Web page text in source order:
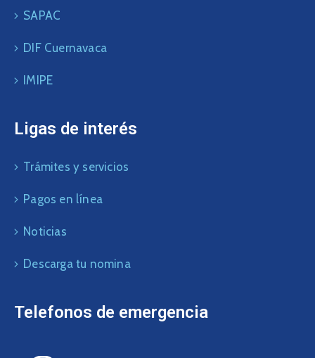
SAPAC
DIF Cuernavaca
IMIPE
Ligas de interés
Trámites y servicios
Pagos en línea
Noticias
Descarga tu nomina
Telefonos de emergencia